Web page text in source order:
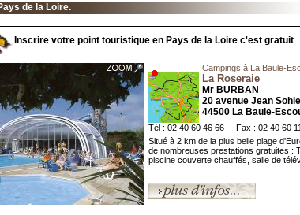
de la Loire.
Inscrire votre point touristique en Pays de la Loire c'est gratuit
Campings à La Baule-
La Roseraie
Mr BURBAN
20 avenue Jean
44500 La Baule-
Tél : 02 40 60 46 66
- Fax : 02 40 60
Situé à 2 km de la plus belle plage
de nombreuses prestations gratuites :
piscine couverte chauffés, salle de